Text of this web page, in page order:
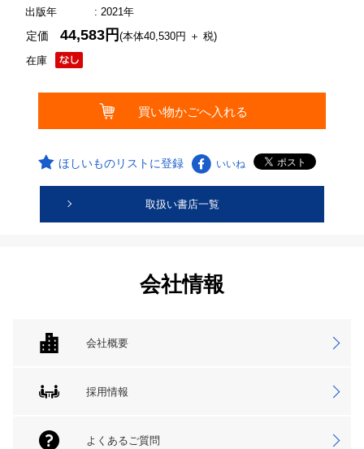
出版年
: 2021年
在庫
定価44,583円(本体40,530円 ＋ 税)
ほしいものリストに登録 いいね
取扱い書店一覧
会社情報
会社概要
採用情報
よくあるご質問